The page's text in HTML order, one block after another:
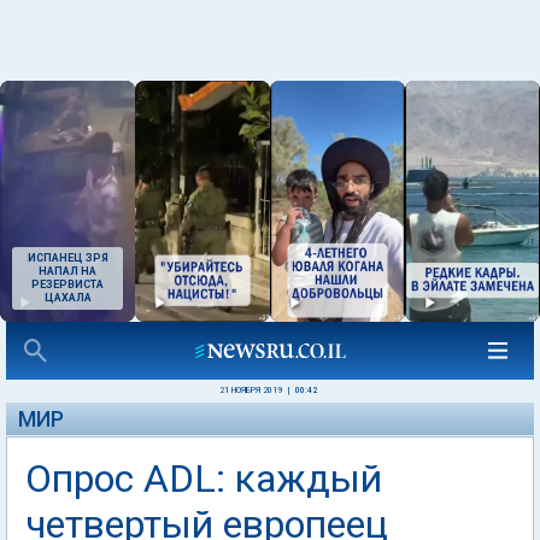
ИСПАНЕЦ ЗРЯ
НАПАЛ НА
РЕЗЕРВИСТА
ЦАХАЛА
21 НОЯБРЯ 2019 00:42
МИР
Опрос ADL: каждый
четвертый европеец